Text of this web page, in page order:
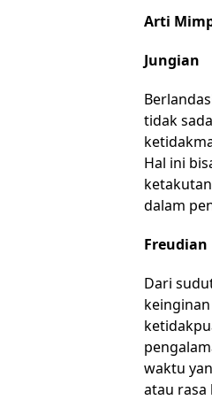
Arti
Jungian
tidak
Hal ini
dalam
Freudian
Dari
waktu
atau rasa